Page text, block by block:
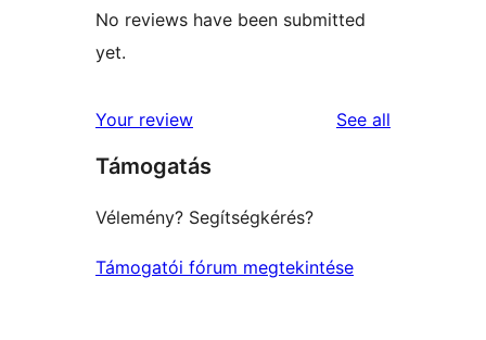
No reviews have been submitted
yet.
Your review See all
Támogatás
Vélemény? Segítségkérés?
Támogatói fórum megtekintése